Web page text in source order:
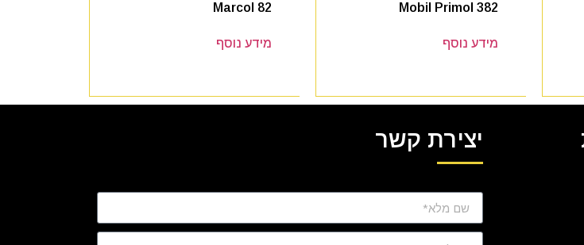
Mobil Primol 382
מידע נוסף
Marcol 82
מידע נוסף
יצירת קשר